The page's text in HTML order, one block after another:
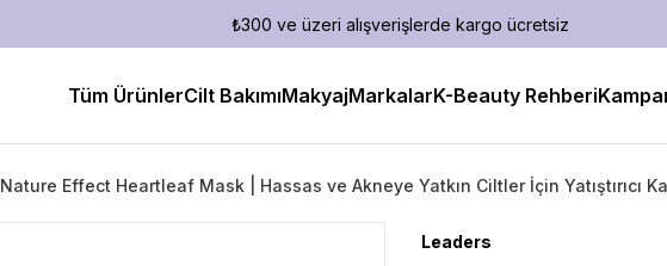
₺300 ve üzeri alışverişlerde kargo ücretsiz
Tüm ÜrünlerCilt BakımıMakyajMarkalarK-Beauty Rehberi
Nature Effect Heartleaf Mask | Hassas ve Akneye Yatkın Ciltler İçin Yatıştırıcı
Leaders